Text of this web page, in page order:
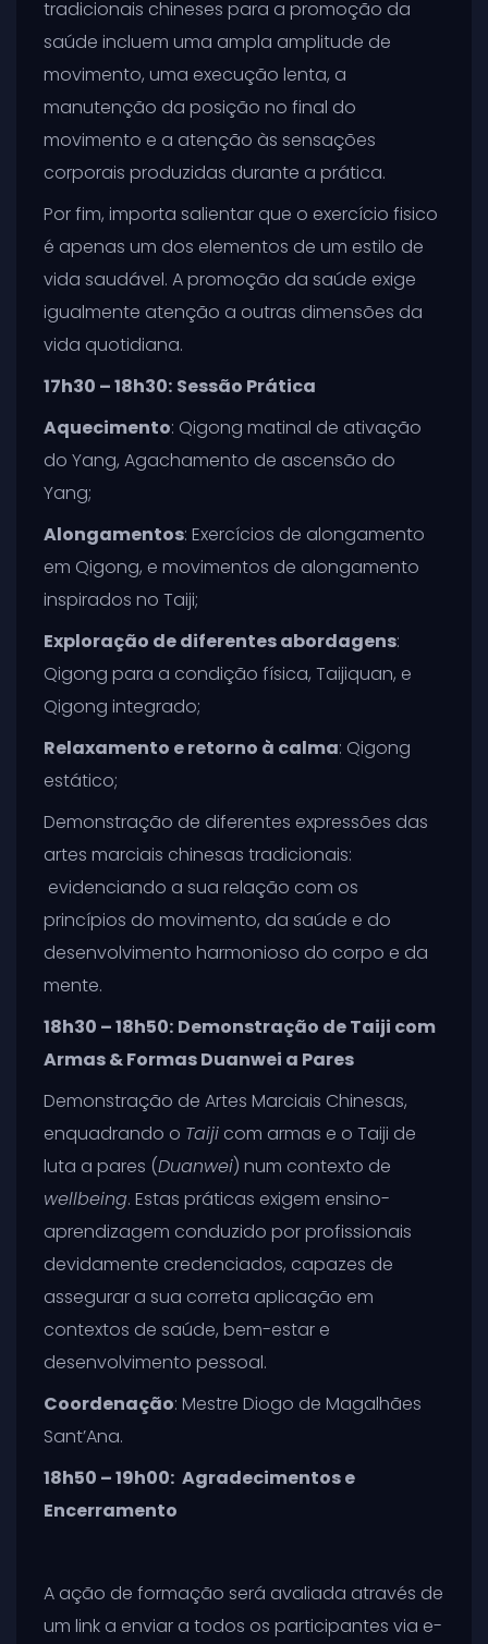
tradicionais chineses para a promoção da
saúde incluem uma ampla amplitude de
movimento, uma execução lenta, a
manutenção da posição no final do
movimento e a atenção às sensações
corporais produzidas durante a prática.
Por fim, importa salientar que o exercício fisico
é apenas um dos elementos de um estilo de
vida saudável. A promoção da saúde exige
igualmente atenção a outras dimensões da
vida quotidiana.
17h30 – 18h30: Sessão Prática
Aquecimento: Qigong matinal de ativação
do Yang, Agachamento de ascensão do
Yang;
Alongamentos: Exercícios de alongamento
em Qigong, e movimentos de alongamento
inspirados no Taiji;
Exploração de diferentes abordagens:
Qigong para a condição física, Taijiquan, e
Qigong integrado;
Relaxamento e retorno à calma: Qigong
estático;
Demonstração de diferentes expressões das
artes marciais chinesas tradicionais:
evidenciando a sua relação com os
princípios do movimento, da saúde e do
desenvolvimento harmonioso do corpo e da
mente.
18h30 – 18h50: Demonstração de Taiji com
Armas & Formas Duanwei a Pares
Demonstração de Artes Marciais Chinesas,
enquadrando o Taiji com armas e o Taiji de
luta a pares (Duanwei) num contexto de
wellbeing. Estas práticas exigem ensino-
aprendizagem conduzido por profissionais
devidamente credenciados, capazes de
assegurar a sua correta aplicação em
contextos de saúde, bem-estar e
desenvolvimento pessoal.
Coordenação: Mestre Diogo de Magalhães
Sant’Ana.
18h50 – 19h00: Agradecimentos e
Encerramento
A ação de formação será avaliada através de
um link a enviar a todos os participantes via e-